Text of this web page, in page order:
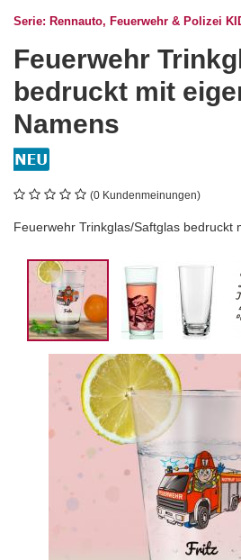
Serie: Rennauto, Feuerwehr & Polizei
Feuerwehr
bedruckt mit
Namens
(0 Kundenmeinungen)
Feuerwehr Trinkglas/Saftglas bedruckt